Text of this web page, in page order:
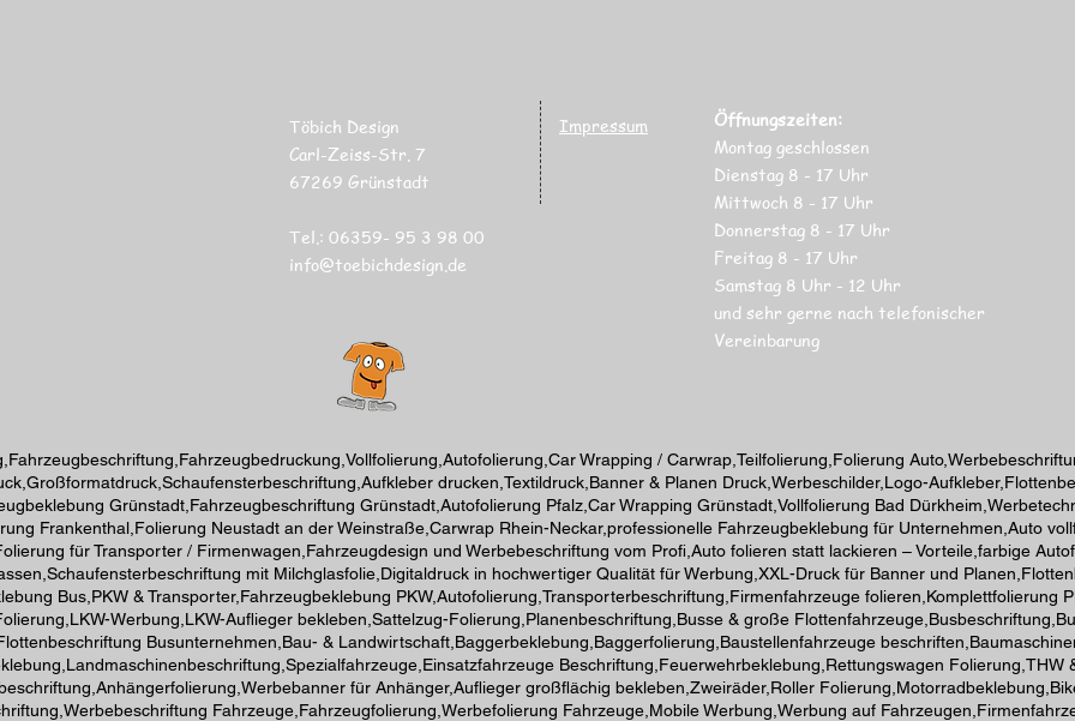
Töbich Design
Carl-Zeiss-Str. 7
67269 Grünstadt
Tel.: 06359- 95 3 98 00
info@toebichdesign.de
Impressum
Öffnungszeiten:
Montag geschlossen
Dienstag 8 - 17 Uhr
Mittwoch 8 - 17 Uhr
Donnerstag 8 - 17 Uhr
Freitag 8 - 17 Uhr
Samstag 8 Uhr - 12 Uhr
und sehr gerne nach telefonischer
Vereinbarung
Wrapping / Carwrap,Teilfolierung,Folierung
drucken,Textildruck,Banner & Planen Druck,Werbeschilder,Logo-
Grünstadt,Fahrzeugbeschriftung Grünstadt,Autofolierung Pfalz,Car Wrapping Grünstadt,Vollfolierung Bad
Frankenthal,Folierung Neustadt an der Weinstraße,Carwrap Rhein-Neckar,professionelle Fahrzeugbeklebung für Unternehmen,Auto
für Transporter / Firmenwagen,Fahrzeugdesign und Werbebeschriftung vom Profi,Auto folieren statt lackieren – Vorteile,farbige
mit Milchglasfolie,Digitaldruck in hochwertiger Qualität für Werbung,XXL-Druck für Banner und
Bus,PKW & Transporter,Fahrzeugbeklebung PKW,Autofolierung,Transporterbeschriftung,Firmenfahrzeuge folieren,Komplettfolierung
Werbung,LKW-Auflieger bekleben,Sattelzug-Folierung,Planenbeschriftung,Busse & große
Busunternehmen,Bau- & Landwirtschaft,Baggerbeklebung,Baggerfolierung,Baustellenfahrzeuge
Beschriftung,Feuerwehrbeklebung,Rettungswagen
für Anhänger,Auflieger großflächig bekleben,Zweiräder,Roller
Fahrzeuge,Fahrzeugfolierung,Werbefolierung Fahrzeuge,Mobile Werbung,Werbung auf